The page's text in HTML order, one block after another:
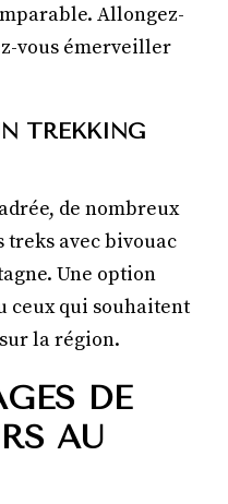
Allongez-
vous émerveiller
TREKKING
de nombreux
treks avec bivouac
Une option
ceux qui souhaitent
la région.
DE
AU